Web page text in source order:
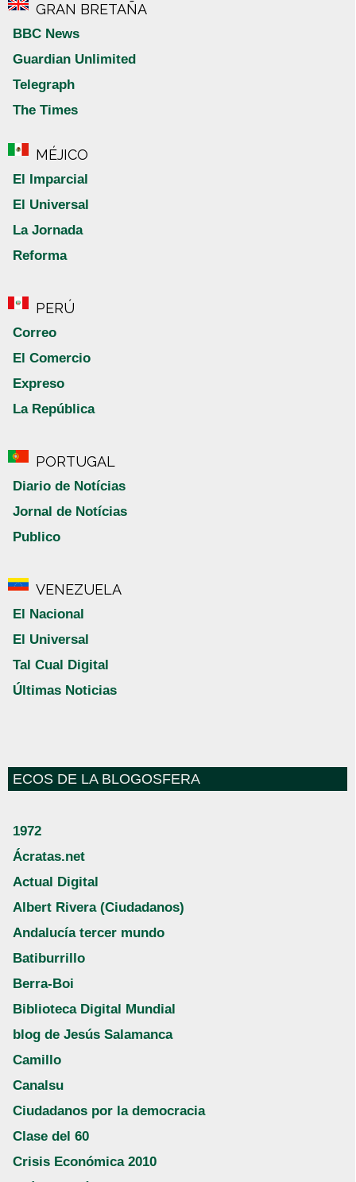
GRAN BRETAÑA
BBC News
Guardian Unlimited
Telegraph
The Times
MÉJICO
El Imparcial
El Universal
La Jornada
Reforma
PERÚ
Correo
El Comercio
Expreso
La República
PORTUGAL
Diario de Notícias
Jornal de Notícias
Publico
VENEZUELA
El Nacional
El Universal
Tal Cual Digital
Últimas Noticias
ECOS DE LA BLOGOSFERA
1972
Ácratas.net
Actual Digital
Albert Rivera (Ciudadanos)
Andalucía tercer mundo
Batiburrillo
Berra-Boi
Biblioteca Digital Mundial
blog de Jesús Salamanca
Camillo
Canalsu
Ciudadanos por la democracia
Clase del 60
Crisis Económica 2010